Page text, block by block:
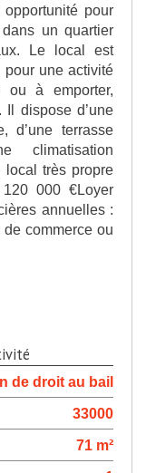
pour
un quartier
Le local est
pour une activité
ou à emporter,
Il dispose d’une
d’une terrasse
climatisation
local très propre
000 €Loyer
annuelles :
commerce ou
de droit au bail
33000
71 m²